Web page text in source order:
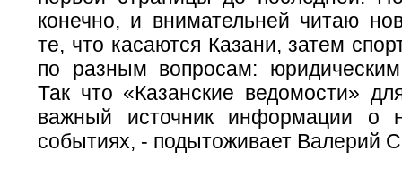
конечно, и внимательней читаю
те, что касаются Казани, затем
по разным вопросам:
Так что «Казанские ведомости»
важный источник информации о
событиях, - подытоживает Валерий